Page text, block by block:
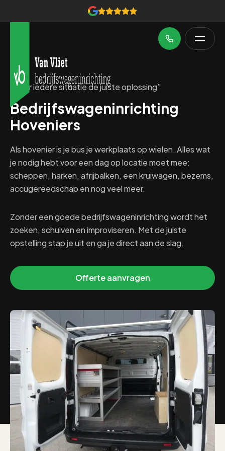
“Voor iedere situatie de juiste oplossing”
Bedrijfswageninrichting
Hoveniers
Als hovenier is je bus je werkplaats op wielen. Alles wat
je nodig hebt voor een dag op locatie moet mee:
scheppen, harken, afrijbalken, een kruiwagen, bezems,
accugereedschap en nog veel meer.
Zonder een goede bedrijfswageninrichting wordt het
zoeken, schuiven en improviseren. Met de juiste
opstelling stap je uit en ga je direct aan de slag.
Offerte aanvragen